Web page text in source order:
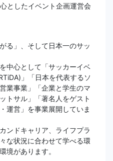
としたイベント企画運営会
る」、そして日本一のサッ
中心として「サッカーイベ
」「日本を代表するソ
業事業」「企業と学生のマ
トサル」「著名人をゲスト
運営」を事業展開していま
ンドキャリア、ライフプラ
な状況に合わせて学べる環
境があります。